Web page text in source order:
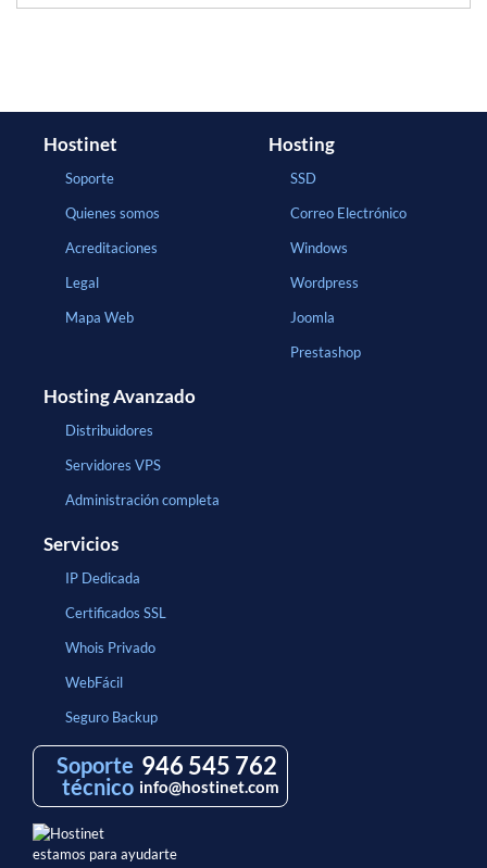
Hostinet
Soporte
Quienes somos
Acreditaciones
Legal
Mapa Web
Hosting
SSD
Correo Electrónico
Windows
Wordpress
Joomla
Prestashop
Hosting Avanzado
Distribuidores
Servidores VPS
Administración completa
Servicios
IP Dedicada
Certificados SSL
Whois Privado
WebFácil
Seguro Backup
Soporte
técnico
946 545 762
info@hostinet.com
estamos para ayudarte